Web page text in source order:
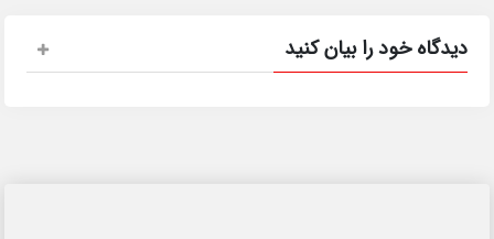
دیدگاه خود را بیان کنید